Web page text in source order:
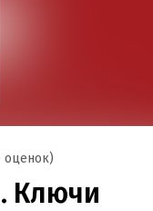
оценок)
Ключи